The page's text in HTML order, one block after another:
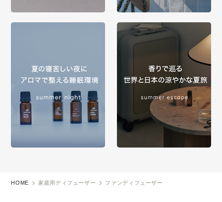
HOME 家庭用ディフューザー ファンディフューザー